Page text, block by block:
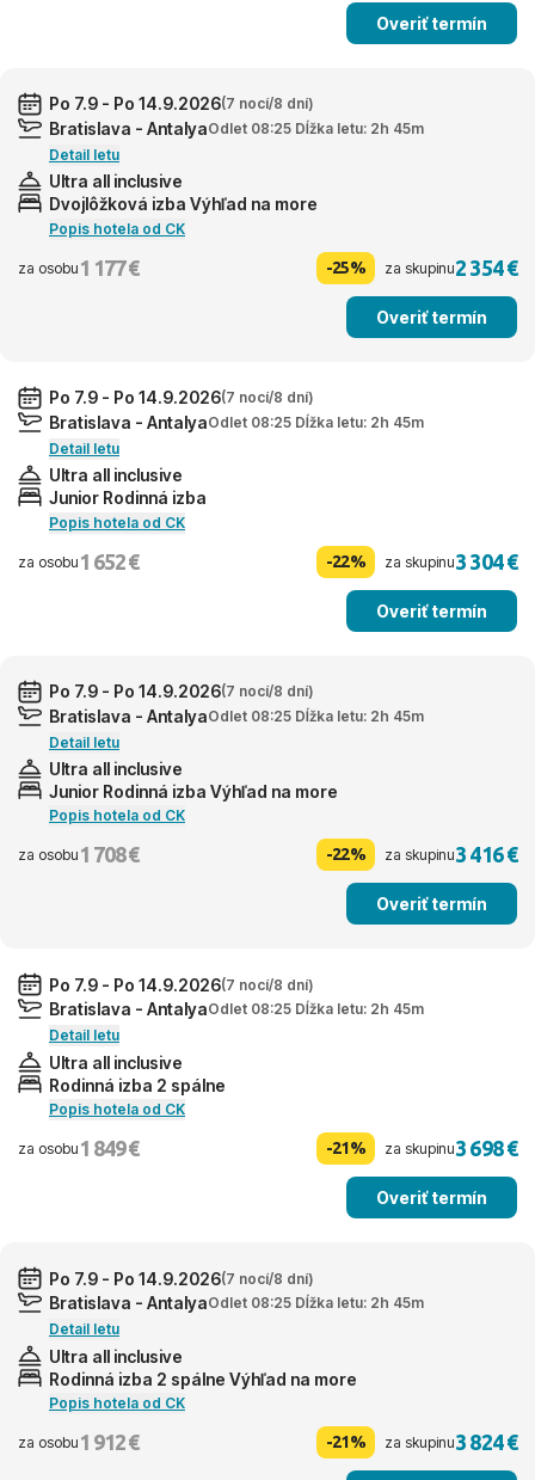
Overiť termín
Po 7.9 - Po 14.9.2026(7 nocí/8 dní)
Bratislava - AntalyaOdlet 08:25 Dĺžka letu: 2h 45m
Detail letu
Ultra all inclusive
Dvojlôžková izba Výhľad na more
Popis hotela od CK
za osobu 1 177 € -25% za skupinu2 354 €
Overiť termín
Po 7.9 - Po 14.9.2026(7 nocí/8 dní)
Bratislava - AntalyaOdlet 08:25 Dĺžka letu: 2h 45m
Detail letu
Ultra all inclusive
Junior Rodinná izba
Popis hotela od CK
za osobu 1 652 € -22% za skupinu3 304 €
Overiť termín
Po 7.9 - Po 14.9.2026(7 nocí/8 dní)
Bratislava - AntalyaOdlet 08:25 Dĺžka letu: 2h 45m
Detail letu
Ultra all inclusive
Junior Rodinná izba Výhľad na more
Popis hotela od CK
za osobu 1 708 € -22% za skupinu3 416 €
Overiť termín
Po 7.9 - Po 14.9.2026(7 nocí/8 dní)
Bratislava - AntalyaOdlet 08:25 Dĺžka letu: 2h 45m
Detail letu
Ultra all inclusive
Rodinná izba 2 spálne
Popis hotela od CK
za osobu 1 849 € -21% za skupinu3 698 €
Overiť termín
Po 7.9 - Po 14.9.2026(7 nocí/8 dní)
Bratislava - AntalyaOdlet 08:25 Dĺžka letu: 2h 45m
Detail letu
Ultra all inclusive
Rodinná izba 2 spálne Výhľad na more
Popis hotela od CK
za osobu 1 912 € -21% za skupinu3 824 €